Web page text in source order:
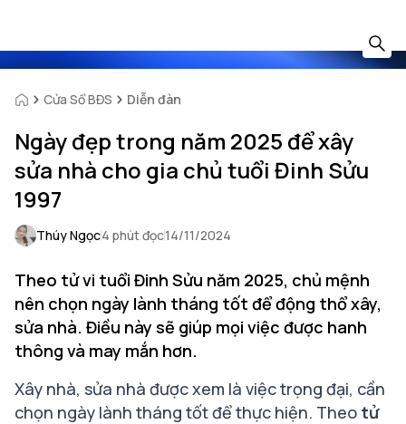
Cửa Sổ BĐS Diễn đàn
Ngày đẹp trong năm 2025 để xây
sửa nhà cho gia chủ tuổi Đinh Sửu
1997
Thúy Ngọc4 phút đọc14/11/2024
Theo tử vi tuổi Đinh Sửu năm 2025, chủ mệnh
nên chọn ngày lành tháng tốt để động thổ xây,
sửa nhà. Điều này sẽ giúp mọi việc được hanh
thông và may mắn hơn.
Xây nhà, sửa nhà được xem là việc trọng đại, cần
chọn ngày lành tháng tốt để thực hiện. Theo tử